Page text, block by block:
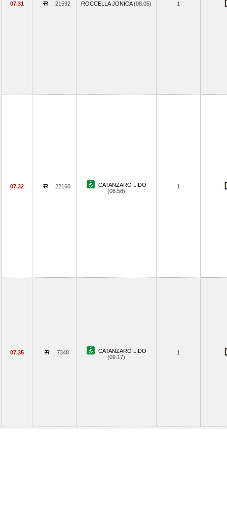
07.31 21592 ROCCELLA JONICA(08.05) 1
07.32 22160
CATANZARO LIDO
(08.58)
1
07.35 7348
CATANZARO LIDO
(09.17)
1